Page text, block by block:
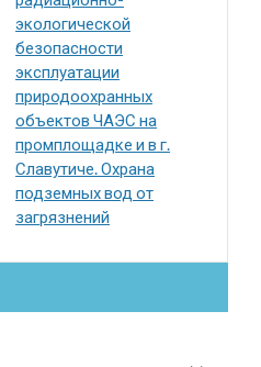
экологической
безопасности
эксплуатации
природоохранных
объектов ЧАЭС на
промплощадке и в г.
Славутиче. Охрана
подземных вод от
загрязнений